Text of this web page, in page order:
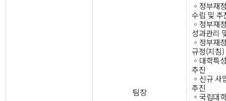
팀장
◦정부재
수립 및 추
◦정부재
성과관리
◦정부재
규정(지침
◦대학특
추진
◦신규 사
추진
◦국립대